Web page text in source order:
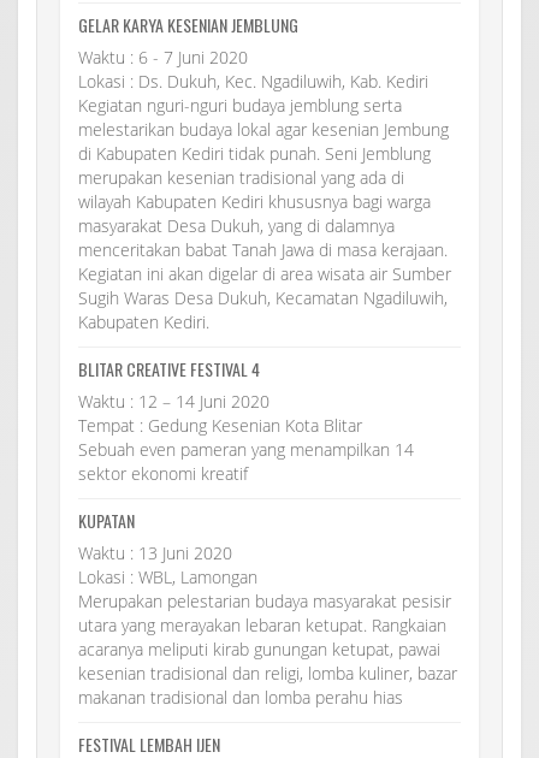
GELAR KARYA KESENIAN JEMBLUNG
Waktu : 6 - 7 Juni 2020
Lokasi : Ds. Dukuh, Kec. Ngadiluwih, Kab. Kediri
Kegiatan nguri-nguri budaya jemblung serta
melestarikan budaya lokal agar kesenian Jembung
di Kabupaten Kediri tidak punah. Seni Jemblung
merupakan kesenian tradisional yang ada di
wilayah Kabupaten Kediri khususnya bagi warga
masyarakat Desa Dukuh, yang di dalamnya
menceritakan babat Tanah Jawa di masa kerajaan.
Kegiatan ini akan digelar di area wisata air Sumber
Sugih Waras Desa Dukuh, Kecamatan Ngadiluwih,
Kabupaten Kediri.
BLITAR CREATIVE FESTIVAL 4
Waktu : 12 – 14 Juni 2020
Tempat : Gedung Kesenian Kota Blitar
Sebuah even pameran yang menampilkan 14
sektor ekonomi kreatif
KUPATAN
Waktu : 13 Juni 2020
Lokasi : WBL, Lamongan
Merupakan pelestarian budaya masyarakat pesisir
utara yang merayakan lebaran ketupat. Rangkaian
acaranya meliputi kirab gunungan ketupat, pawai
kesenian tradisional dan religi, lomba kuliner, bazar
makanan tradisional dan lomba perahu hias
FESTIVAL LEMBAH IJEN